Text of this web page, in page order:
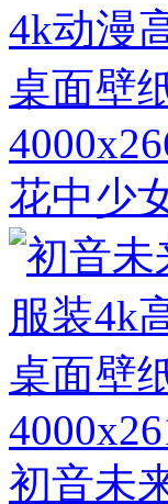
花中少
初音未